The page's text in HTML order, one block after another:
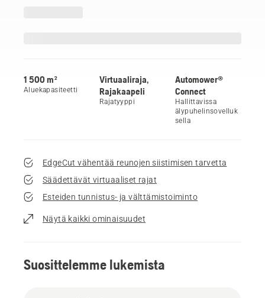
1 500 m²
Aluekapasiteetti
Virtuaaliraja,
Rajakaapeli
Rajatyyppi
Automower®
Connect
Hallittavissa
älypuhelinsovelluk
sella
EdgeCut vähentää reunojen siistimisen tarvetta
Säädettävät virtuaaliset rajat
Esteiden tunnistus- ja välttämistoiminto
Näytä kaikki ominaisuudet
Suosittelemme lukemista